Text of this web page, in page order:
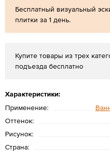
Бесплатный визуальный
плитки за 1 день.
Купите товары из трех
подъезда бесплатно
Характеристики:
Применение:
Оттенок:
Рисунок:
Страна: